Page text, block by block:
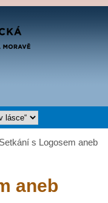
Setkání s Logosem aneb
aneb